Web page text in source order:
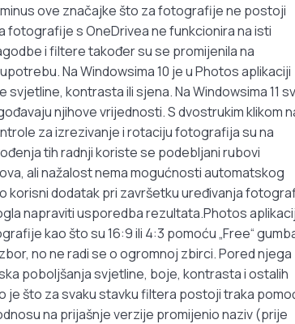
ove značajke što za fotografije ne postoji
fotografije s OneDrivea ne funkcionira na isti
i filtere također su se promijenila na
Na Windowsima 10 je u Photos aplikaciji
kontrasta ili sjena. Na Windowsima 11
njihove vrijednosti. S dvostrukim klikom
za izrezivanje i rotaciju fotografija su na
tih radnji koriste se podebljani rubovi
ali nažalost nema mogućnosti automatskog
korisni dodatak pri završetku uređivanja
napraviti usporedba rezultata.Photos
kao što su 16:9 ili 4:3 pomoću „Free“
no ne radi se o ogromnoj zbirci. Pored njega
poboljšanja svjetline, boje, kontrasta i ostalih
što za svaku stavku filtera postoji traka
na prijašnje verzije promijenio naziv (prije